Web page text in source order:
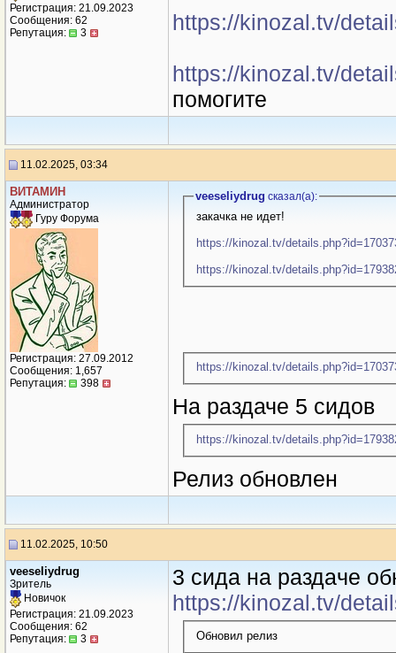
Регистрация: 21.09.2023
Сообщения: 62
Репутация:
3 https://kinozal.tv/
https://kinozal.tv/
помогите
11.02.2025, 03:34
ВИТАМИH
Администратор
Гуру Форума
Регистрация: 27.09.2012
Сообщения: 1,657
Репутация:
398
veeseliydrug сказал(a):
зaкaчкa не идет!
https://kinozal.tv/
https://kinozal.tv/
https://kinozal.tv/
На раздаче 5 сидов
https://kinozal.tv/
Релиз обновлен
11.02.2025, 10:50
veeseliydrug
Зритель
Новичок
Регистрация: 21.09.2023
Сообщения: 62
Репутация:
3
3 сидa нa рaздaче
https://kinozal.tv/
Обновил релиз